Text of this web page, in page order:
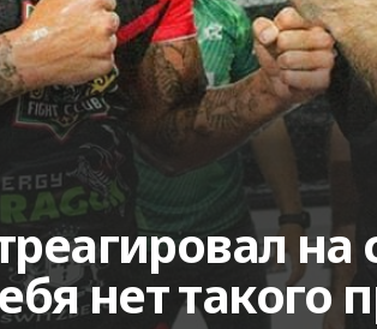
на
нет такого